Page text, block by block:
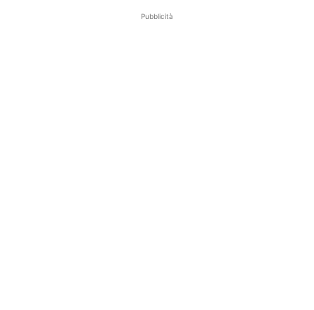
Pubblicità